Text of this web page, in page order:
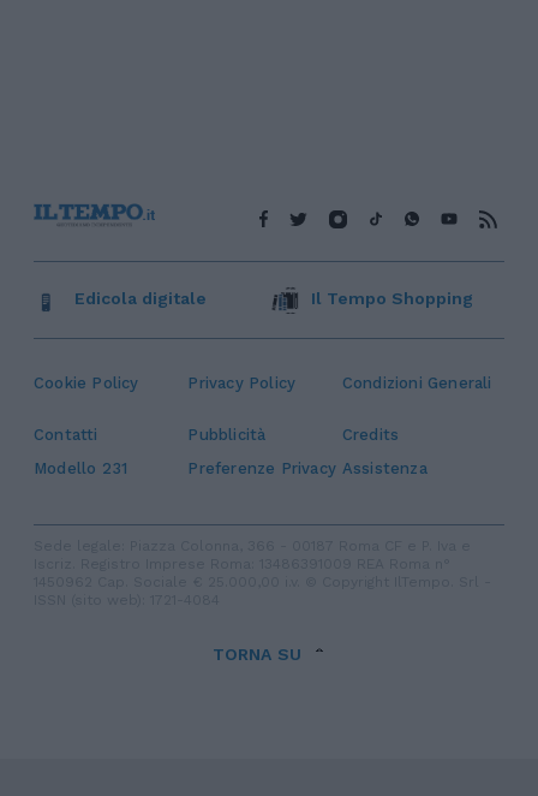
Cookie Policy Privacy Policy Condizioni Generali
Contatti Pubblicità
Credits
Modello 231
Preferenze Privacy Assistenza
Edicola digitale Il Tempo Shopping
TORNA SU